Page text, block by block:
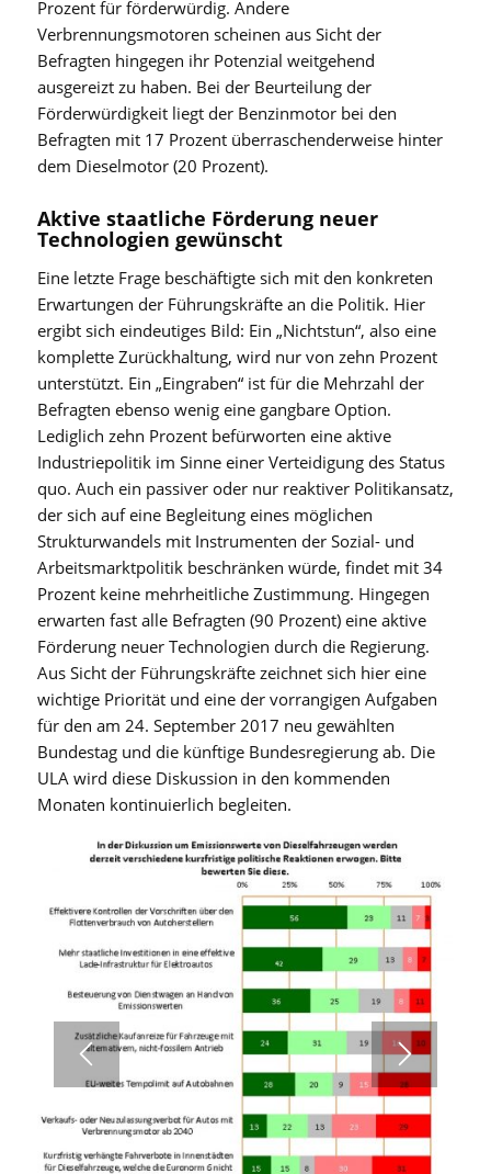
Prozent für förderwürdig. Andere
Verbrennungsmotoren scheinen aus Sicht der
Befragten hingegen ihr Potenzial weitgehend
ausgereizt zu haben. Bei der Beurteilung der
Förderwürdigkeit liegt der Benzinmotor bei den
Befragten mit 17 Prozent überraschenderweise hinter
dem Dieselmotor (20 Prozent).
Aktive staatliche Förderung neuer
Technologien gewünscht
Eine letzte Frage beschäftigte sich mit den konkreten
Erwartungen der Führungskräfte an die Politik. Hier
ergibt sich eindeutiges Bild: Ein „Nichtstun“, also eine
komplette Zurückhaltung, wird nur von zehn Prozent
unterstützt. Ein „Eingraben“ ist für die Mehrzahl der
Befragten ebenso wenig eine gangbare Option.
Lediglich zehn Prozent befürworten eine aktive
Industriepolitik im Sinne einer Verteidigung des Status
quo. Auch ein passiver oder nur reaktiver Politikansatz,
der sich auf eine Begleitung eines möglichen
Strukturwandels mit Instrumenten der Sozial- und
Arbeitsmarktpolitik beschränken würde, findet mit 34
Prozent keine mehrheitliche Zustimmung. Hingegen
erwarten fast alle Befragten (90 Prozent) eine aktive
Förderung neuer Technologien durch die Regierung.
Aus Sicht der Führungskräfte zeichnet sich hier eine
wichtige Priorität und eine der vorrangigen Aufgaben
für den am 24. September 2017 neu gewählten
Bundestag und die künftige Bundesregierung ab. Die
ULA wird diese Diskussion in den kommenden
Monaten kontinuierlich begleiten.